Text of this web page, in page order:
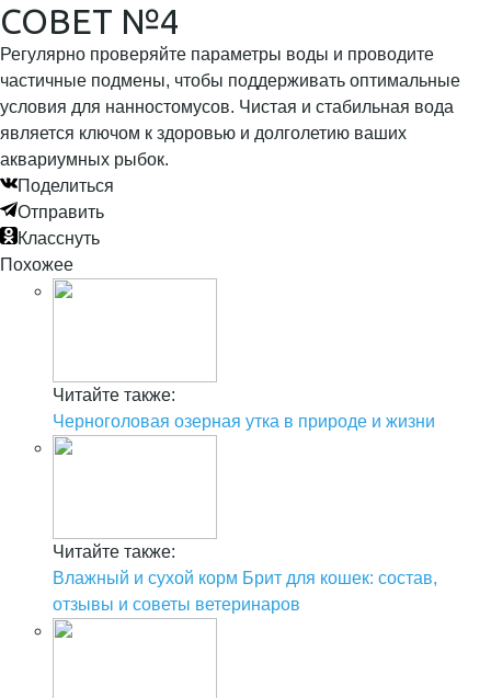
СОВЕТ №4
Регулярно проверяйте параметры воды и проводите
частичные подмены, чтобы поддерживать оптимальные
условия для нанностомусов. Чистая и стабильная вода
является ключом к здоровью и долголетию ваших
аквариумных рыбок.
Поделиться
Отправить
Класснуть
Похожее
Читайте также:
Черноголовая озерная утка в природе и жизни
Читайте также:
Влажный и сухой корм Брит для кошек: состав,
отзывы и советы ветеринаров